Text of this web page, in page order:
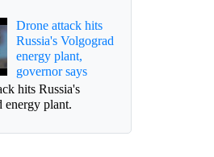
Drone attack hits
Russia's Volgograd
energy plant,
governor says
hits Russia's
energy plant.